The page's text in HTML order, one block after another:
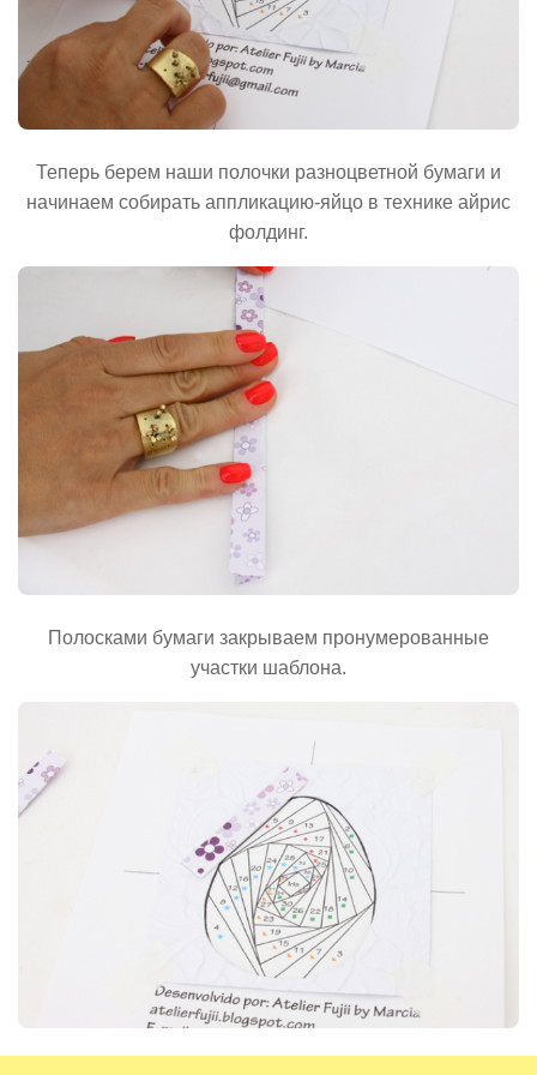
Теперь берем наши полочки разноцветной бумаги и
начинаем собирать аппликацию-яйцо в технике айрис
фолдинг.
Полосками бумаги закрываем пронумерованные
участки шаблона.